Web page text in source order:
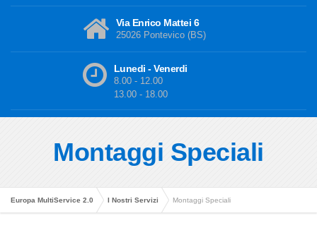
Via Enrico Mattei 6
25026 Pontevico (BS)
Lunedi - Venerdi
8.00 - 12.00
13.00 - 18.00
Montaggi Speciali
Europa MultiService 2.0 I Nostri Servizi Montaggi Speciali